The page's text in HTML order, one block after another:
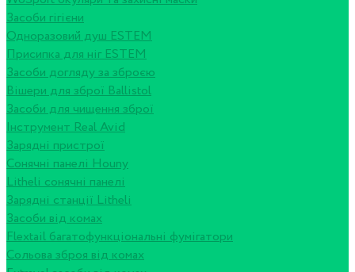
Засоби гігієни
Одноразовий душ ESTEM
Присипка для ніг ESTEM
Засоби догляду за зброєю
Вішери для зброї Ballistol
Засоби для чищення зброї
Інструмент Real Avid
Зарядні пристрої
Сонячні панелі Houny
Litheli сонячні панелі
Зарядні станції Litheli
Засоби від комах
Flextail багатофункціональні фумігатори
Сольова зброя від комах